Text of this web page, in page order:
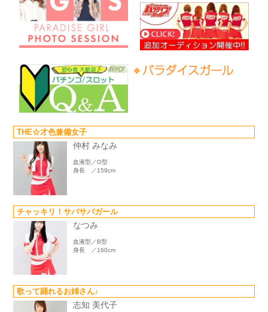
THE☆才色兼備女子
仲村 みなみ
血液型／O型
身長 ／159cm
チャッキリ！サバサバガール
なつみ
血液型／B型
身長 ／160cm
歌って踊れるお姉さん♪
志知 美代子